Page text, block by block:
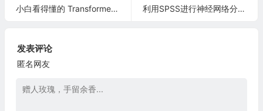
小白看得懂的 Transformer (图解)
利用SPSS进行神经网络分析过程及结果解读
发表评论
匿名网友